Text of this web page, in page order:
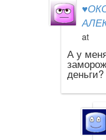
at
А у
деньги?